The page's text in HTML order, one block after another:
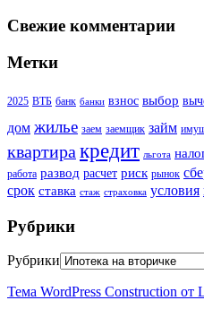
Свежие комментарии
Метки
2025 ВТБ банк банки взнос выбор
дом жилье заем заемщик займ
квартира кредит льгота
работа развод расчет риск рынок
срок ставка стаж страховка условия
Рубрики
Рубрики
Тема WordPress Construction от